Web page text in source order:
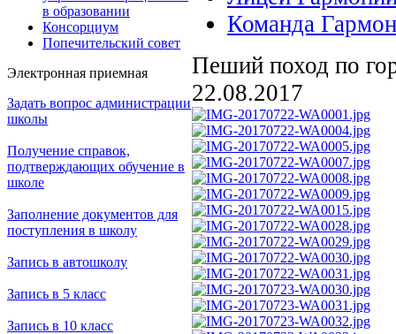
в образовании
Консорциум
Попечительский совет
Электронная приемная
Задать вопрос администрации
школы
Получение справок,
подтверждающих обучение в
школе
Заполнение документов для
поступления в школу
Запись в автошколу
Запись в 5 класс
Запись в 10 класс
Команда
Пеший поход по
22.08.2017